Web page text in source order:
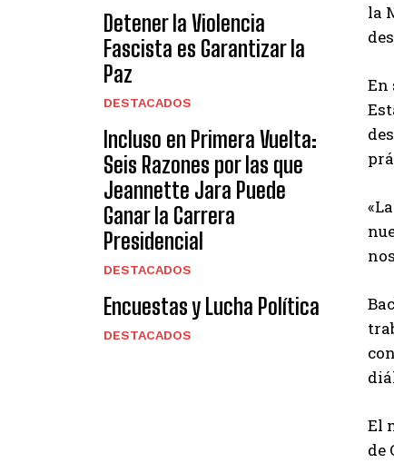
Detener la Violencia
Fascista es Garantizar la
Paz
DESTACADOS
Incluso en Primera Vuelta:
Seis Razones por las que
Jeannette Jara Puede
Ganar la Carrera
Presidencial
DESTACADOS
Encuestas y Lucha Política
DESTACADOS
la
En
El
de